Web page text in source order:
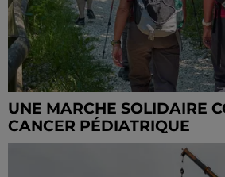
UNE MARCHE SOLIDAIRE
CANCER PÉDIATRIQUE